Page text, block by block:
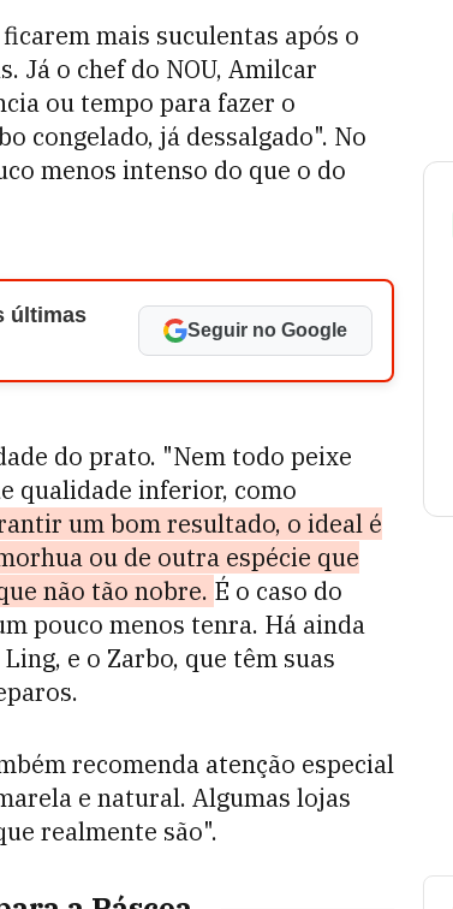
mais suculentas após o
Já o chef do NOU, Amilcar
ou tempo para fazer o
congelado, já dessalgado". No
menos intenso do que o do
últimas
Seguir no Google
do prato. "Nem todo peixe
qualidade inferior, como
um bom resultado, o ideal é
ou de outra espécie que
não tão nobre. É o caso do
pouco menos tenra. Há ainda
e o Zarbo, que têm suas
recomenda atenção especial
e natural. Algumas lojas
realmente são".